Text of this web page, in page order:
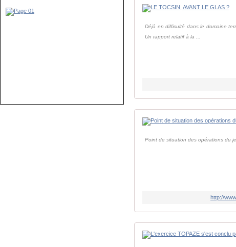
Déjà en difficulté dans le domaine
Un rapport relatif à la ...
Point de situation des opérations du
http://